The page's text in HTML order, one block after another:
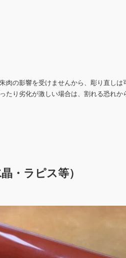
肉の影響を受けませんから、彫り直しは
たり劣化が激しい場合は、割れる恐れ
・ラピス等）